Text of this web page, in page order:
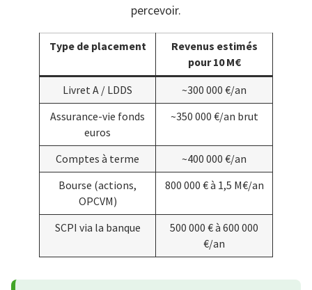
percevoir.
Type de placement
Revenus estimés
pour 10 M€
Livret A / LDDS
~300 000 €/an
Assurance-vie fonds
euros
~350 000 €/an brut
Comptes à terme
~400 000 €/an
Bourse (actions,
OPCVM)
800 000 € à 1,5 M€/an
SCPI via la banque
500 000 € à 600 000
€/an